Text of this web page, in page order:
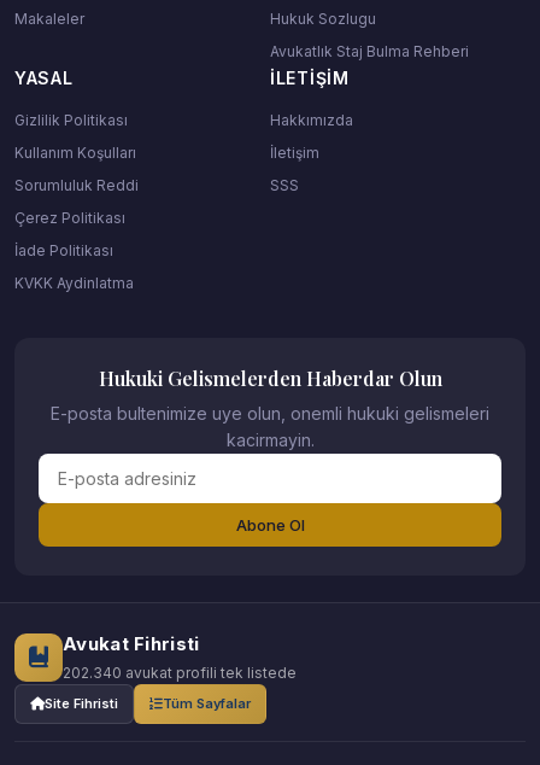
Makaleler
Hukuk Sozlugu
Avukatlık Staj Bulma Rehberi
YASAL
Gizlilik Politikası
Kullanım Koşulları
Sorumluluk Reddi
Çerez Politikası
İade Politikası
KVKK Aydinlatma
İLETIŞIM
Hakkımızda
İletişim
SSS
Hukuki Gelismelerden Haberdar Olun
E-posta bultenimize uye olun, onemli hukuki gelismeleri
kacirmayin.
Abone Ol
Avukat Fihristi
202.340 avukat profili tek listede
Site Fihristi Tüm Sayfalar